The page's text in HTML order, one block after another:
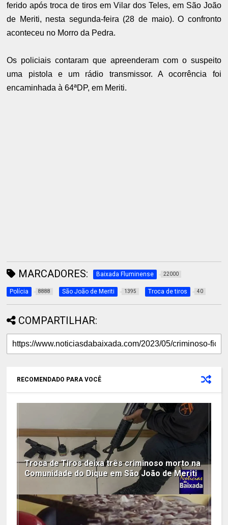
ferido após troca de tiros em Vilar dos Teles, em São João
de Meriti, nesta segunda-feira (28 de maio). O confronto
aconteceu no Morro da Pedra.
Os policiais contaram que apreenderam com o suspeito
uma pistola e um rádio transmissor. A ocorrência foi
encaminhada à 64ªDP, em Meriti.
MARCADORES: Baixada Fluminense 22000
Polícia 8888 São João de Meriti 1395 Troca de tiros 40
COMPARTILHAR:
RECOMENDADO PARA VOCÊ
Troca de Tiros deixa três criminoso morto na
Comunidade do Dique em São João de Meriti